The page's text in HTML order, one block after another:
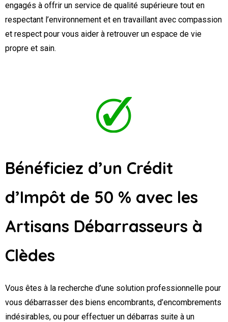
engagés à offrir un service de qualité supérieure tout en
respectant l’environnement et en travaillant avec compassion
et respect pour vous aider à retrouver un espace de vie
propre et sain.
Bénéficiez d’un Crédit
d’Impôt de 50 % avec les
Artisans Débarrasseurs à
Clèdes
Vous êtes à la recherche d’une solution professionnelle pour
vous débarrasser des biens encombrants, d’encombrements
indésirables, ou pour effectuer un débarras suite à un